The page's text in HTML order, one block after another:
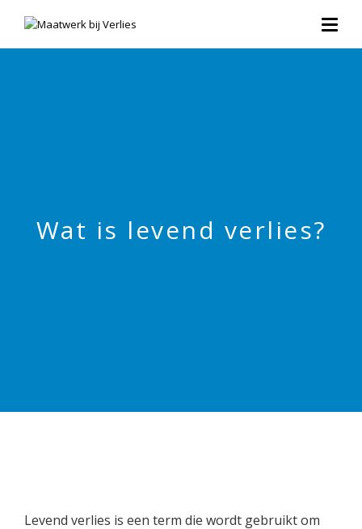
Wat is levend verlies?
Levend verlies is een term die wordt gebruikt om